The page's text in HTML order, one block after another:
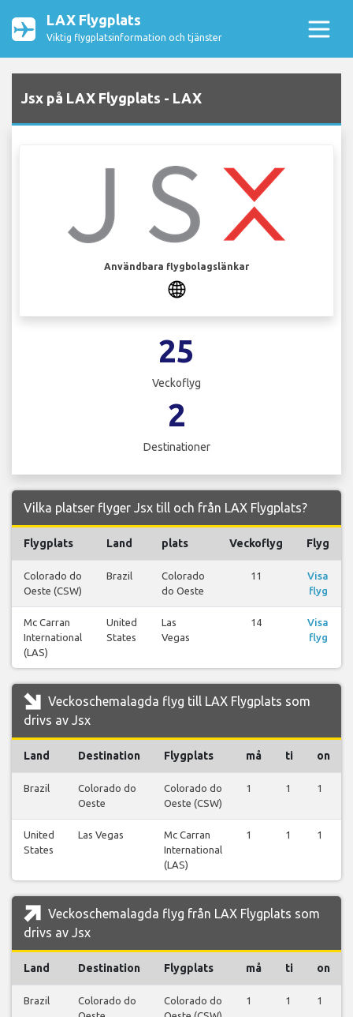
LAX Flygplats
Viktig flygplatsinformation och tjänster
Jsx på LAX Flygplats - LAX
Användbara flygbolagslänkar
25
Veckoflyg
2
Destinationer
Vilka platser flyger Jsx till och från LAX Flygplats?
Flygplats Land plats Veckoflyg Flyg
Colorado do
Oeste (CSW)
Brazil
Colorado
do Oeste
11
Visa
flyg
Mc Carran
International
(LAS)
United
States
Las
Vegas
14
Visa
flyg
Veckoschemalagda flyg till LAX Flygplats som
drivs av Jsx
Land Destination Flygplats må ti on
Brazil
Colorado do
Oeste
Colorado do
Oeste (CSW)
1 1 1
United
States
Las Vegas
Mc Carran
International
(LAS)
1 1 1
Veckoschemalagda flyg från LAX Flygplats som
drivs av Jsx
Land Destination Flygplats må ti on
Brazil
Colorado do
Colorado do
1 1 1